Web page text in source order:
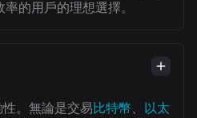
的用戶的理想選擇。
。無論是交易比特幣
以太